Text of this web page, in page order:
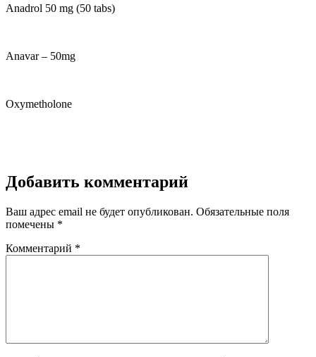
Anadrol 50 mg (50 tabs)
Anavar – 50mg
Oxymetholone
Добавить комментарий
Ваш адрес email не будет опубликован. Обязательные поля
помечены *
Комментарий *